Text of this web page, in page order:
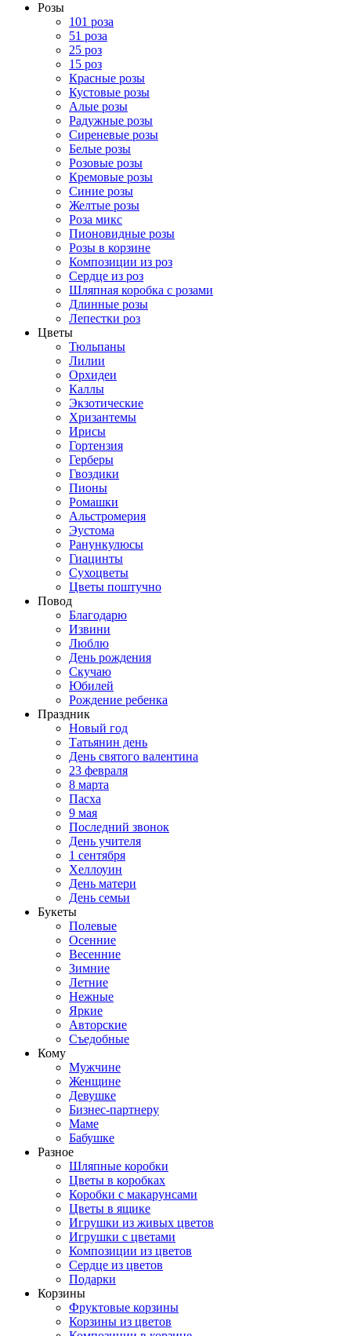
Розы
101 роза
51 роза
25 роз
15 роз
Красные розы
Кустовые розы
Алые розы
Радужные розы
Сиреневые розы
Белые розы
Розовые розы
Кремовые розы
Синие розы
Желтые розы
Роза микс
Пионовидные розы
Розы в корзине
Композиции из роз
Сердце из роз
Шляпная коробка с розами
Длинные розы
Лепестки роз
Цветы
Тюльпаны
Лилии
Орхидеи
Каллы
Экзотические
Хризантемы
Ирисы
Гортензия
Герберы
Гвоздики
Пионы
Ромашки
Альстромерия
Эустома
Ранункулюсы
Гиацинты
Сухоцветы
Цветы поштучно
Повод
Благодарю
Извини
Люблю
День рождения
Скучаю
Юбилей
Рождение ребенка
Праздник
Новый год
Татьянин день
День святого валентина
23 февраля
8 марта
Пасха
9 мая
Последний звонок
День учителя
1 сентября
Хеллоуин
День матери
День семьи
Букеты
Полевые
Осенние
Весенние
Зимние
Летние
Нежные
Яркие
Авторские
Съедобные
Кому
Мужчине
Женщине
Девушке
Бизнес-партнеру
Маме
Бабушке
Разное
Шляпные коробки
Цветы в коробках
Коробки с макарунсами
Цветы в ящике
Игрушки из живых цветов
Игрушки с цветами
Композиции из цветов
Сердце из цветов
Подарки
Корзины
Фруктовые корзины
Корзины из цветов